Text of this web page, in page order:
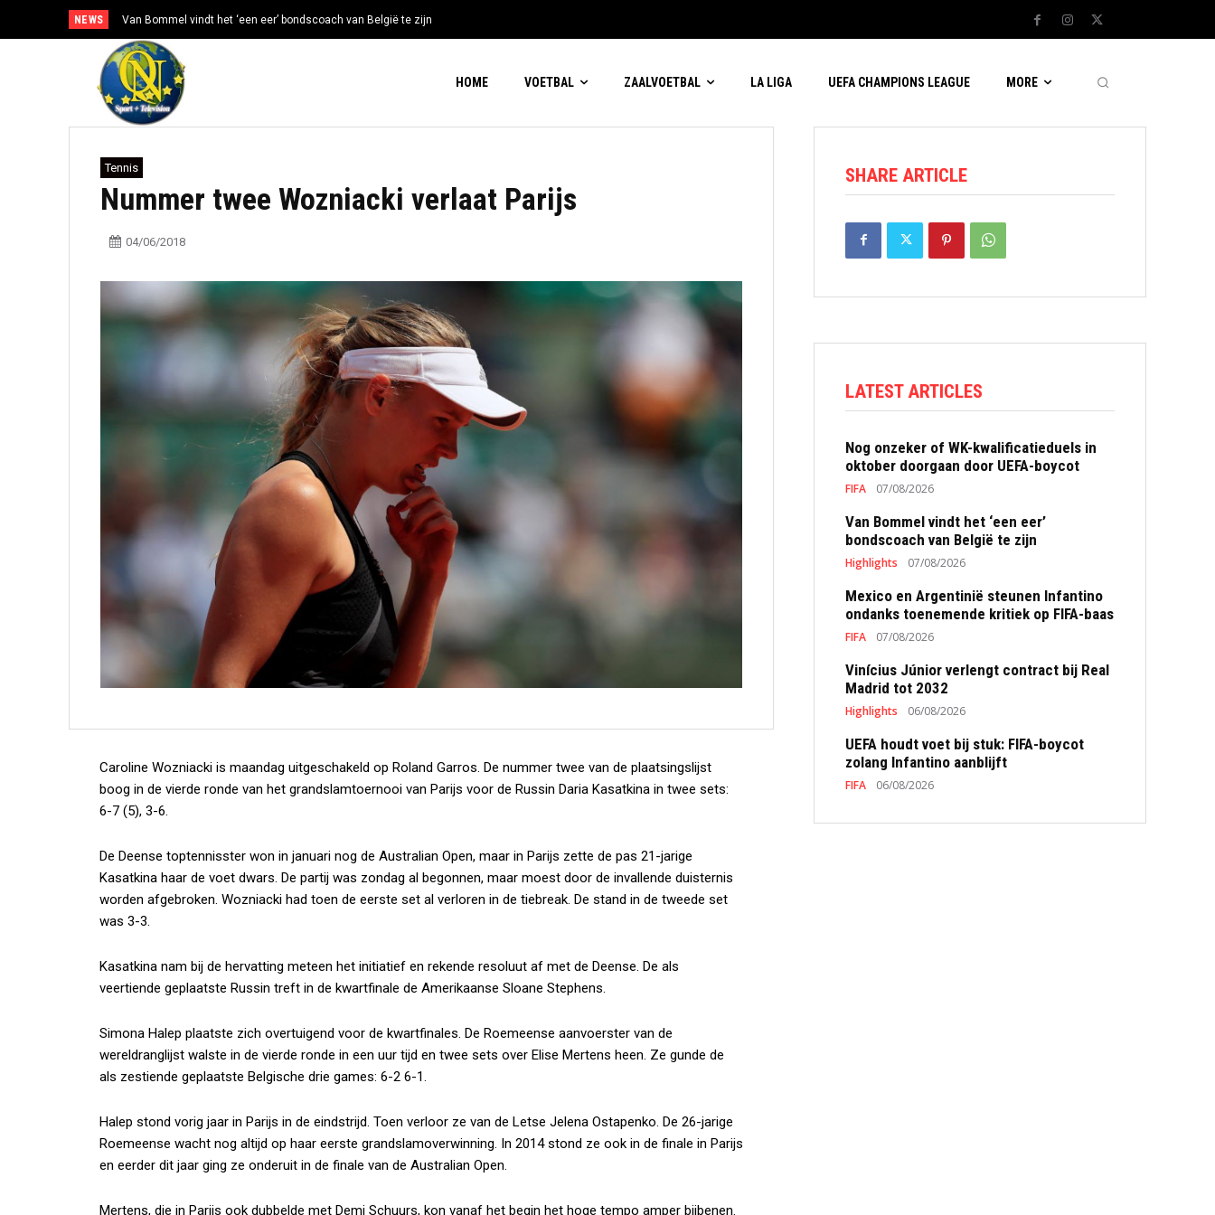
NEWS Van Bommel vindt het ‘een eer’ bondscoach van België te zijn
HOME VOETBAL ZAALVOETBAL LA LIGA UEFA CHAMPIONS LEAGUE MORE
Tennis
Nummer twee Wozniacki verlaat Parijs
04/06/2018
Caroline Wozniacki is maandag uitgeschakeld op Roland Garros. De nummer twee van de plaatsingslijst
boog in de vierde ronde van het grandslamtoernooi van Parijs voor de Russin Daria Kasatkina in twee sets:
6-7 (5), 3-6.
De Deense toptennisster won in januari nog de Australian Open, maar in Parijs zette de pas 21-jarige
Kasatkina haar de voet dwars. De partij was zondag al begonnen, maar moest door de invallende duisternis
worden afgebroken. Wozniacki had toen de eerste set al verloren in de tiebreak. De stand in de tweede set
was 3-3.
Kasatkina nam bij de hervatting meteen het initiatief en rekende resoluut af met de Deense. De als
veertiende geplaatste Russin treft in de kwartfinale de Amerikaanse Sloane Stephens.
Simona Halep plaatste zich overtuigend voor de kwartfinales. De Roemeense aanvoerster van de
wereldranglijst walste in de vierde ronde in een uur tijd en twee sets over Elise Mertens heen. Ze gunde de
als zestiende geplaatste Belgische drie games: 6-2 6-1.
Halep stond vorig jaar in Parijs in de eindstrijd. Toen verloor ze van de Letse Jelena Ostapenko. De 26-jarige
Roemeense wacht nog altijd op haar eerste grandslamoverwinning. In 2014 stond ze ook in de finale in Parijs
en eerder dit jaar ging ze onderuit in de finale van de Australian Open.
Mertens, die in Parijs ook dubbelde met Demi Schuurs, kon vanaf het begin het hoge tempo amper bijbenen.
SHARE ARTICLE
LATEST ARTICLES
Nog onzeker of WK-kwalificatieduels in
oktober doorgaan door UEFA-boycot
FIFA 07/08/2026
Van Bommel vindt het ‘een eer’
bondscoach van België te zijn
Highlights 07/08/2026
Mexico en Argentinië steunen Infantino
ondanks toenemende kritiek op FIFA-baas
FIFA 07/08/2026
Vinícius Júnior verlengt contract bij Real
Madrid tot 2032
Highlights 06/08/2026
UEFA houdt voet bij stuk: FIFA-boycot
zolang Infantino aanblijft
FIFA 06/08/2026